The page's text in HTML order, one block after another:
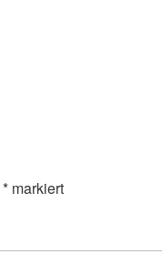
* markiert